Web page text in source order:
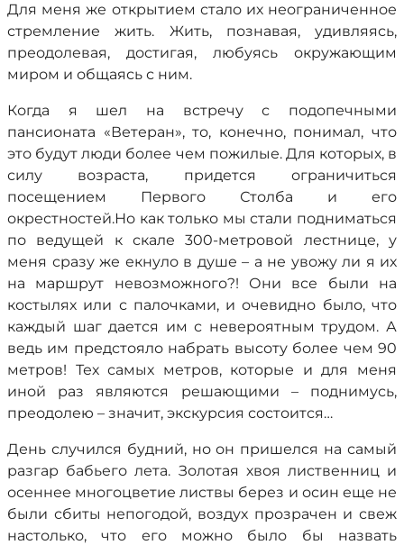
Для меня же открытием стало их неограниченное
стремление жить. Жить, познавая, удивляясь,
преодолевая, достигая, любуясь окружающим
миром и общаясь с ним.
Когда я шел на встречу с подопечными
пансионата «Ветеран», то, конечно, понимал, что
это будут люди более чем пожилые. Для которых, в
силу возраста, придется ограничиться
посещением Первого Столба и его
окрестностей.Но как только мы стали подниматься
по ведущей к скале 300-метровой лестнице, у
меня сразу же екнуло в душе – а не увожу ли я их
на маршрут невозможного?! Они все были на
костылях или с палочками, и очевидно было, что
каждый шаг дается им с невероятным трудом. А
ведь им предстояло набрать высоту более чем 90
метров! Тех самых метров, которые и для меня
иной раз являются решающими – поднимусь,
преодолею – значит, экскурсия состоится…
День случился будний, но он пришелся на самый
разгар бабьего лета. Золотая хвоя лиственниц и
осеннее многоцветие листвы берез и осин еще не
были сбиты непогодой, воздух прозрачен и свеж
настолько, что его можно было бы назвать